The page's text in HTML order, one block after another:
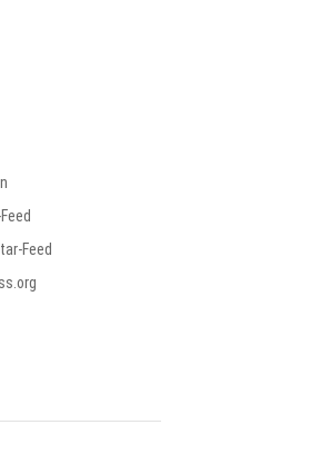
Feed